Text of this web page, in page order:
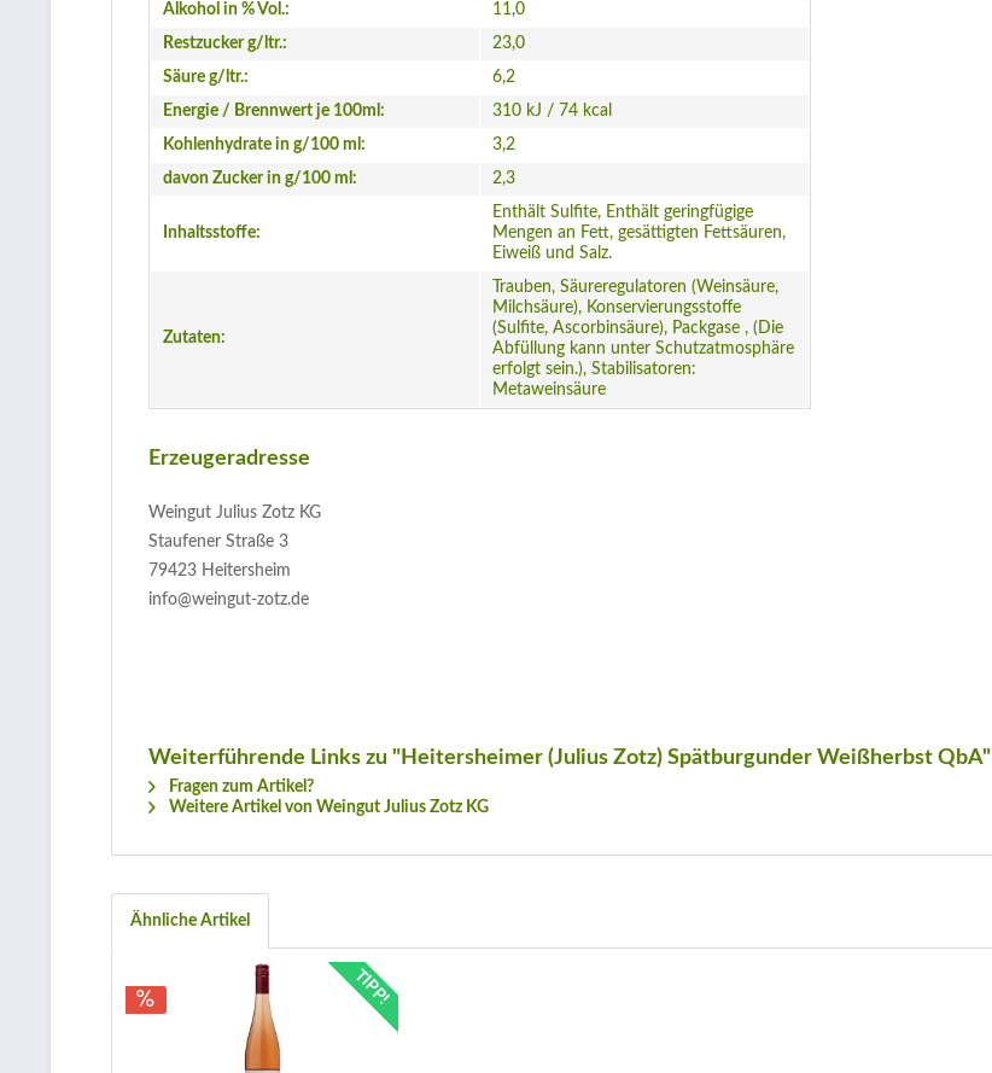
Alkohol in % Vol.:
11,0
Restzucker g/ltr.:
23,0
Säure g/ltr.:
6,2
Energie / Brennwert je 100ml:
310 kJ / 74 kcal
Kohlenhydrate in g/100 ml:
3,2
davon Zucker in g/100 ml:
2,3
Inhaltsstoffe:
Enthält Sulfite, Enthält geringfügige
Mengen an Fett, gesättigten Fettsäuren,
Eiweiß und Salz.
Zutaten:
Trauben, Säureregulatoren (Weinsäure,
Milchsäure), Konservierungsstoffe
(Sulfite, Ascorbinsäure), Packgase , (Die
Abfüllung kann unter Schutzatmosphäre
erfolgt sein.), Stabilisatoren:
Metaweinsäure
Erzeugeradresse
Weingut Julius Zotz KG
Staufener Straße 3
79423 Heitersheim
info@weingut-zotz.de
Weiterführende Links zu "Heitersheimer (Julius Zotz) Spätburgunder Weißherbst QbA"
Fragen zum Artikel?
Weitere Artikel von Weingut Julius Zotz KG
Ähnliche Artikel
TIPP!